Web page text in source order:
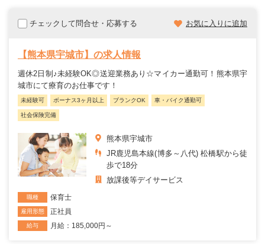
チェックして問合せ・応募する お気に入りに追加
【熊本県宇城市】の求人情報
週休2日制♪未経験OK◎送迎業務あり☆マイカー通勤可！熊本県宇
城市にて療育のお仕事です！
未経験可 ボーナス3ヶ月以上 ブランクOK 車・バイク通勤可
社会保険完備
熊本県宇城市
JR鹿児島本線(博多～八代) 松橋駅から徒
歩で18分
放課後等デイサービス
職種 保育士
雇用形態 正社員
給与 月給：185,000円～